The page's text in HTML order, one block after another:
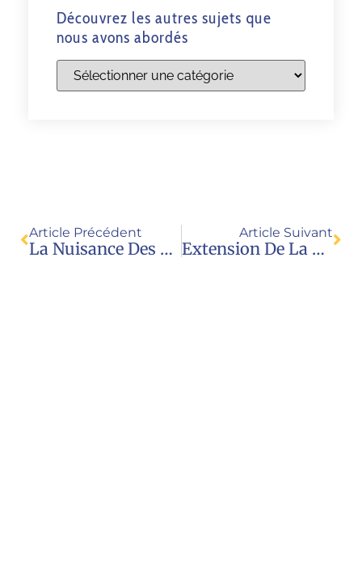
Découvrez les autres sujets que
nous avons abordés
Article Précédent
La Nuisance Des Réseaux Sociaux Pour Les Mineurs À Nouveau Dénoncée
Article Suivant
Extension De La Procréation Artificielle Ou Ouverture À Un Accueil Différent : Le Défi Des Mois À Venir